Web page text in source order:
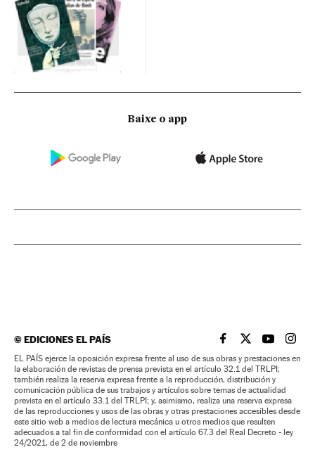
Baixe o app
©EDICIONES EL PAÍS EL PAÍS BRASIL EN
EL PAÍSEL PAÍS
EL
EL PAÍS ejerce la oposición expresa frente al uso de sus obras y prestaciones en
la elaboración de revistas de prensa prevista en el artículo 32.1 del TRLPI;
también realiza la reserva expresa frente a la reproducción, distribución y
comunicación pública de sus trabajos y artículos sobre temas de actualidad
prevista en el artículo 33.1 del TRLPI; y, asimismo, realiza una reserva expresa
de las reproducciones y usos de las obras y otras prestaciones accesibles desde
este sitio web a medios de lectura mecánica u otros medios que resulten
adecuados a tal fin de conformidad con el artículo 67.3 del Real Decreto - ley
24/2021, de 2 de noviembre